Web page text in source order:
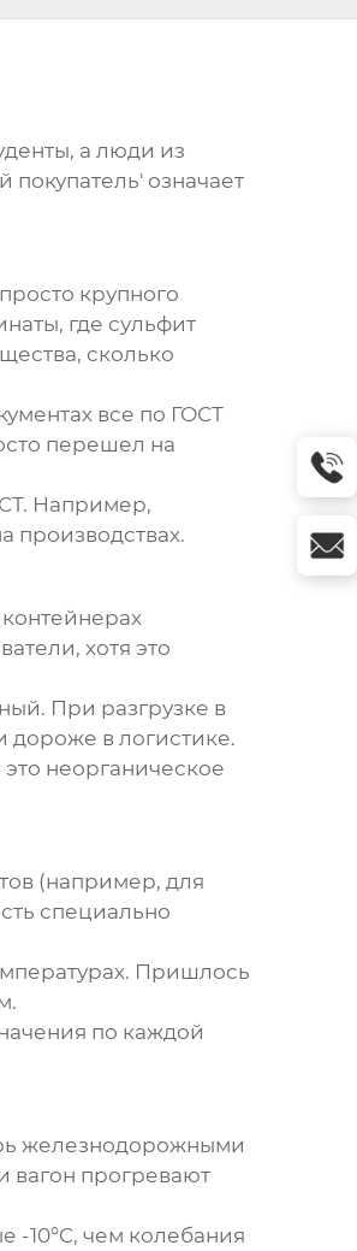
а люди из
означает
крупного
где сульфит
сколько
все по ГОСТ
перешел на
Например,
производствах.
хотя это
При разгрузке в
дороже в логистике.
это неорганическое
(например, для
специально
Пришлось
по каждой
железнодорожными
вагон прогревают
10°C, чем колебания